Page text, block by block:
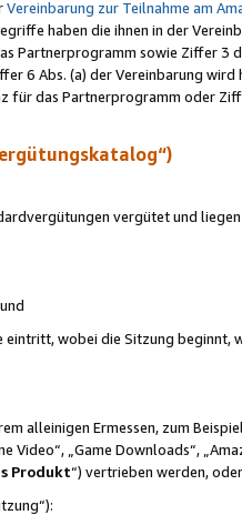
Vereinbarung zur Teilnahme am
haben die ihnen in der
Partnerprogramm sowie Ziffer 3
6 Abs. (a) der Vereinbarung wird
für das Partnerprogramm oder
vergütet und
wobei die Sitzung beginnt,
alleinigen Ermessen, zum
„Game Downloads“,
Produkt“) vertrieben werden, oder